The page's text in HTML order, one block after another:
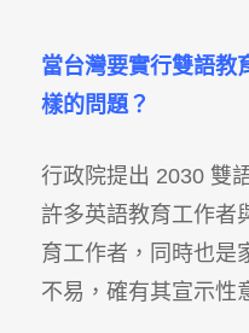
當台灣要實行雙語教
樣的問題？
行政院提出 2030 雙
許多英語教育工作者
育工作者，同時也是
不易，確有其宣示性